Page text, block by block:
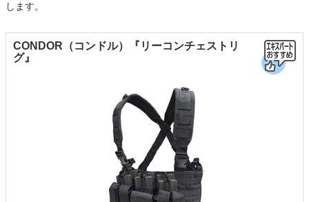
します。
CONDOR（コンドル）『リーコンチェストリ
グ』